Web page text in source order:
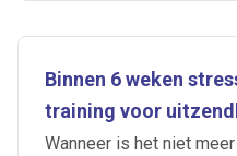
Binnen 6 weken
training voor
Wanneer is het niet